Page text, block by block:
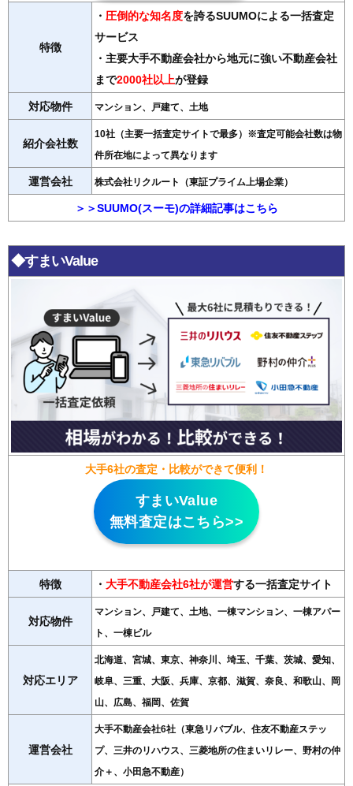
特徴
・ 圧倒的な知名度を誇るSUUMOによる一括査定
サービス
・主要大手不動産会社から地元に強い不動産会社
まで2000社以上が登録
対応物件 マンション、戸建て、土地
紹介会社数
10社（主要一括査定サイトで最多）※査定可能会社数は物
件所在地によって異なります
運営会社 株式会社リクルート（東証プライム上場企業）
＞＞SUUMO(スーモ)の詳細記事はこちら
◆すまいValue
大手6社の査定・比較ができて便利！
すまいValue
無料査定はこちら>>
特徴 ・ 大手不動産会社6社が運営する一括査定サイト
対応物件
マンション、戸建て、土地、一棟マンション、一棟アパー
ト、一棟ビル
対応エリア
北海道、宮城、東京、神奈川、埼玉、千葉、茨城、愛知、
岐阜、三重、大阪、兵庫、京都、滋賀、奈良、和歌山、岡
山、広島、福岡、佐賀
運営会社
大手不動産会社6社（東急リバブル、住友不動産ステッ
プ、三井のリハウス、三菱地所の住まいリレー、野村の仲
介＋、小田急不動産）